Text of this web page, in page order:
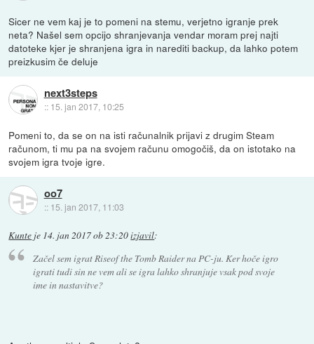
Sicer ne vem kaj je to pomeni na stemu, verjetno igranje prek
neta? Našel sem opcijo shranjevanja vendar moram prej najti
datoteke kjer je shranjena igra in narediti backup, da lahko potem
preizkusim če deluje
next3steps
:: 15. jan 2017, 10:25
Pomeni to, da se on na isti računalnik prijavi z drugim Steam
računom, ti mu pa na svojem računu omogočiš, da on istotako na
svojem igra tvoje igre.
oo7
:: 15. jan 2017, 11:03
Kunte je 14. jan 2017 ob 23:20izjavil:
Začel sem igrat Riseof the Tomb Raider na PC-ju. Ker hoče igro
igrati tudi sin ne vem ali se igra lahko shranjuje vsak pod svoje
ime in nastavitve?